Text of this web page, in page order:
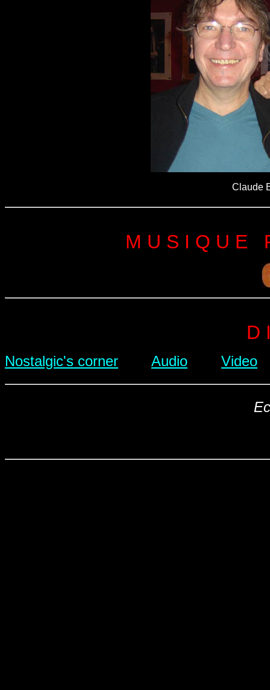
Claude
M U S I Q U E
D
Nostalgic's corner Audio Video